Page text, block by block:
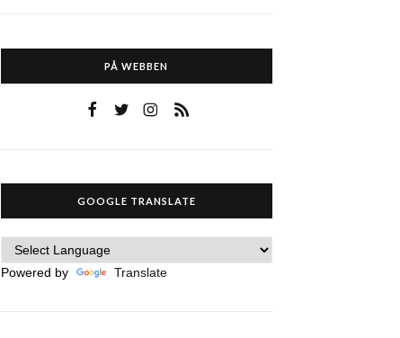
PÅ WEBBEN
GOOGLE TRANSLATE
Powered by Translate